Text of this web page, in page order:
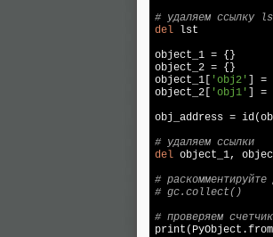
# удаляем ссылку
del lst
object_1 = {}
object_2 = {}
object_1[ 'obj2' ] =
object_2[ 'obj1' ] =
obj_address =
# удаляем ссылки
del object_1,
#
# gc.collect()
# проверяем